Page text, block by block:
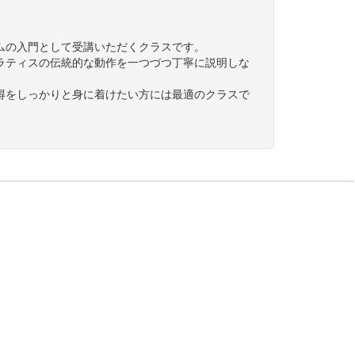
入門として受講いただくクラスです。
ィスの伝統的な動作を一つづつ丁寧に説明しな
しっかりと身に着けたい方には最適のクラスで